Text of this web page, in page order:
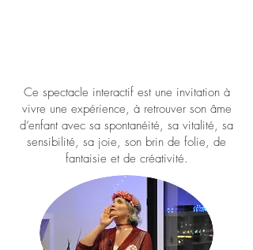
Ce spectacle interactif est une invitation à
vivre une expérience, à retrouver son âme
d’enfant avec sa spontanéité, sa vitalité, sa
sensibilité, sa joie, son brin de folie, de
fantaisie et de créativité.